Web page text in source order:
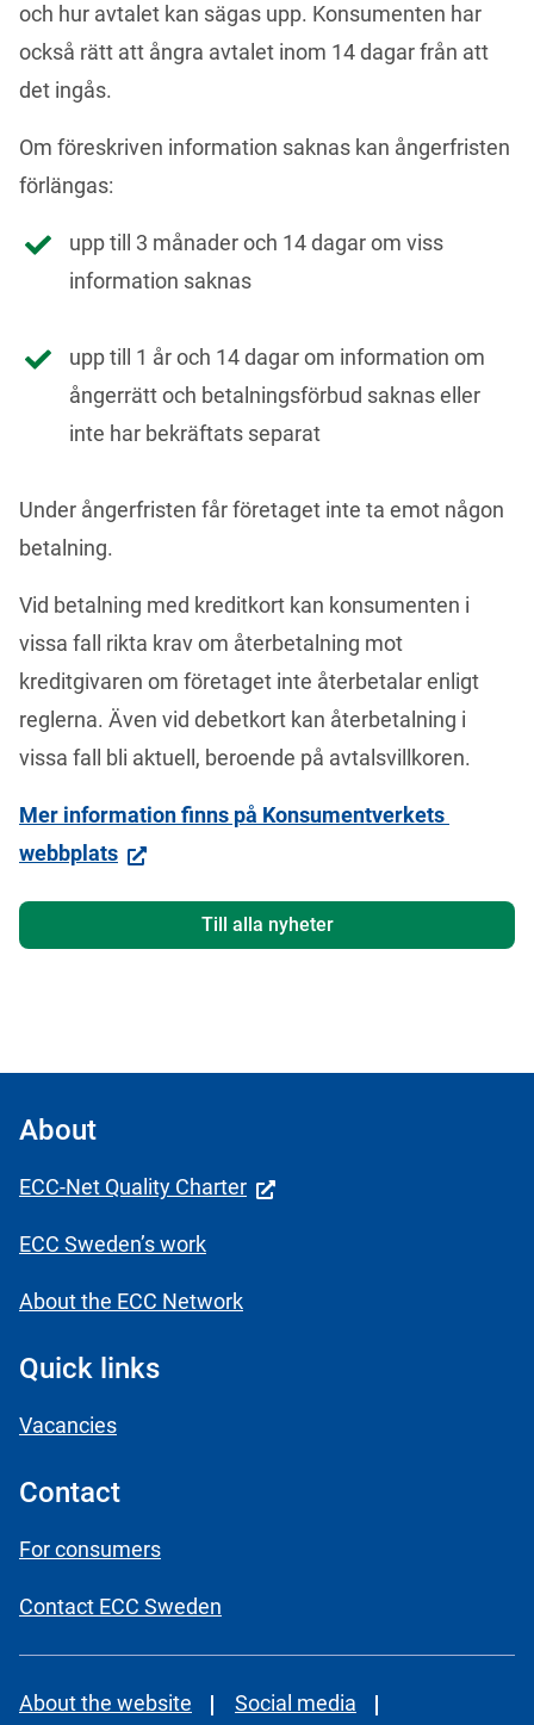
och hur avtalet kan sägas upp. Konsumenten har
också rätt att ångra avtalet inom 14 dagar från att
det ingås.
Om föreskriven information saknas kan ångerfristen
förlängas:
upp till 3 månader och 14 dagar om viss
information saknas
upp till 1 år och 14 dagar om information om
ångerrätt och betalningsförbud saknas eller
inte har bekräftats separat
Under ångerfristen får företaget inte ta emot någon
betalning.
Vid betalning med kreditkort kan konsumenten i
vissa fall rikta krav om återbetalning mot
kreditgivaren om företaget inte återbetalar enligt
reglerna. Även vid debetkort kan återbetalning i
vissa fall bli aktuell, beroende på avtalsvillkoren.
Mer information finns på Konsumentverkets
webbplats
Till alla nyheter
About
ECC-Net Quality Charter
ECC Sweden’s work
About the ECC Network
Quick links
Vacancies
Contact
For consumers
Contact ECC Sweden
About the website Social media